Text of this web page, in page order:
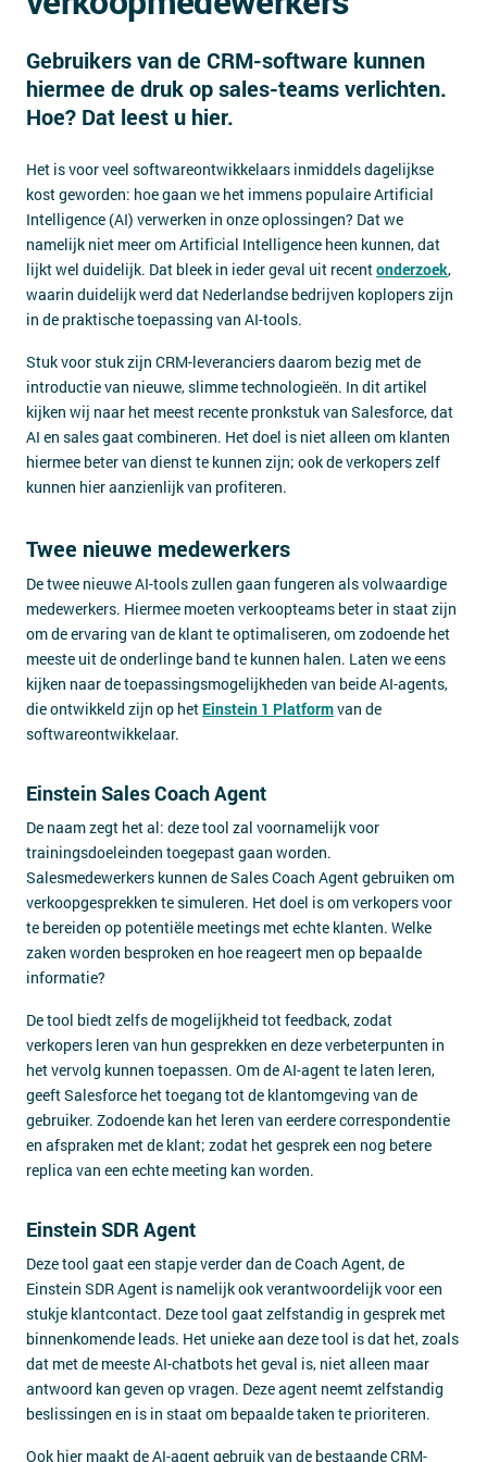
Gebruikers van de CRM-software kunnen
hiermee de druk op sales-teams verlichten.
Hoe? Dat leest u hier.
Het is voor veel softwareontwikkelaars inmiddels dagelijkse
kost geworden: hoe gaan we het immens populaire Artificial
Intelligence (AI) verwerken in onze oplossingen? Dat we
namelijk niet meer om Artificial Intelligence heen kunnen, dat
lijkt wel duidelijk. Dat bleek in ieder geval uit recentonderzoek,
waarin duidelijk werd dat Nederlandse bedrijven koplopers zijn
in de praktische toepassing van AI-tools.
Stuk voor stuk zijn CRM-leveranciers daarom bezig met de
introductie van nieuwe, slimme technologieën. In dit artikel
kijken wij naar het meest recente pronkstuk van Salesforce, dat
AI en sales gaat combineren. Het doel is niet alleen om klanten
hiermee beter van dienst te kunnen zijn; ook de verkopers zelf
kunnen hier aanzienlijk van profiteren.
Twee nieuwe medewerkers
De twee nieuwe AI-tools zullen gaan fungeren als volwaardige
medewerkers. Hiermee moeten verkoopteams beter in staat zijn
om de ervaring van de klant te optimaliseren, om zodoende het
meeste uit de onderlinge band te kunnen halen. Laten we eens
kijken naar de toepassingsmogelijkheden van beide AI-agents,
die ontwikkeld zijn op het Einstein 1 Platformvan de
softwareontwikkelaar.
Einstein Sales Coach Agent
De naam zegt het al: deze tool zal voornamelijk voor
trainingsdoeleinden toegepast gaan worden.
Salesmedewerkers kunnen de Sales Coach Agent gebruiken om
verkoopgesprekken te simuleren. Het doel is om verkopers voor
te bereiden op potentiële meetings met echte klanten. Welke
zaken worden besproken en hoe reageert men op bepaalde
informatie?
De tool biedt zelfs de mogelijkheid tot feedback, zodat
verkopers leren van hun gesprekken en deze verbeterpunten in
het vervolg kunnen toepassen. Om de AI-agent te laten leren,
geeft Salesforce het toegang tot de klantomgeving van de
gebruiker. Zodoende kan het leren van eerdere correspondentie
en afspraken met de klant; zodat het gesprek een nog betere
replica van een echte meeting kan worden.
Einstein SDR Agent
Deze tool gaat een stapje verder dan de Coach Agent, de
Einstein SDR Agent is namelijk ook verantwoordelijk voor een
stukje klantcontact. Deze tool gaat zelfstandig in gesprek met
binnenkomende leads. Het unieke aan deze tool is dat het, zoals
dat met de meeste AI-chatbots het geval is, niet alleen maar
antwoord kan geven op vragen. Deze agent neemt zelfstandig
beslissingen en is in staat om bepaalde taken te prioriteren.
Ook hier maakt de AI-agent gebruik van de bestaande CRM-